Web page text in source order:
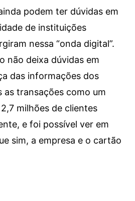
podem ter dúvidas em
de instituições
nessa “onda digital”.
não deixa dúvidas em
das informações dos
as transações como um
milhões de clientes
e foi possível ver em
sim, a empresa e o cartão